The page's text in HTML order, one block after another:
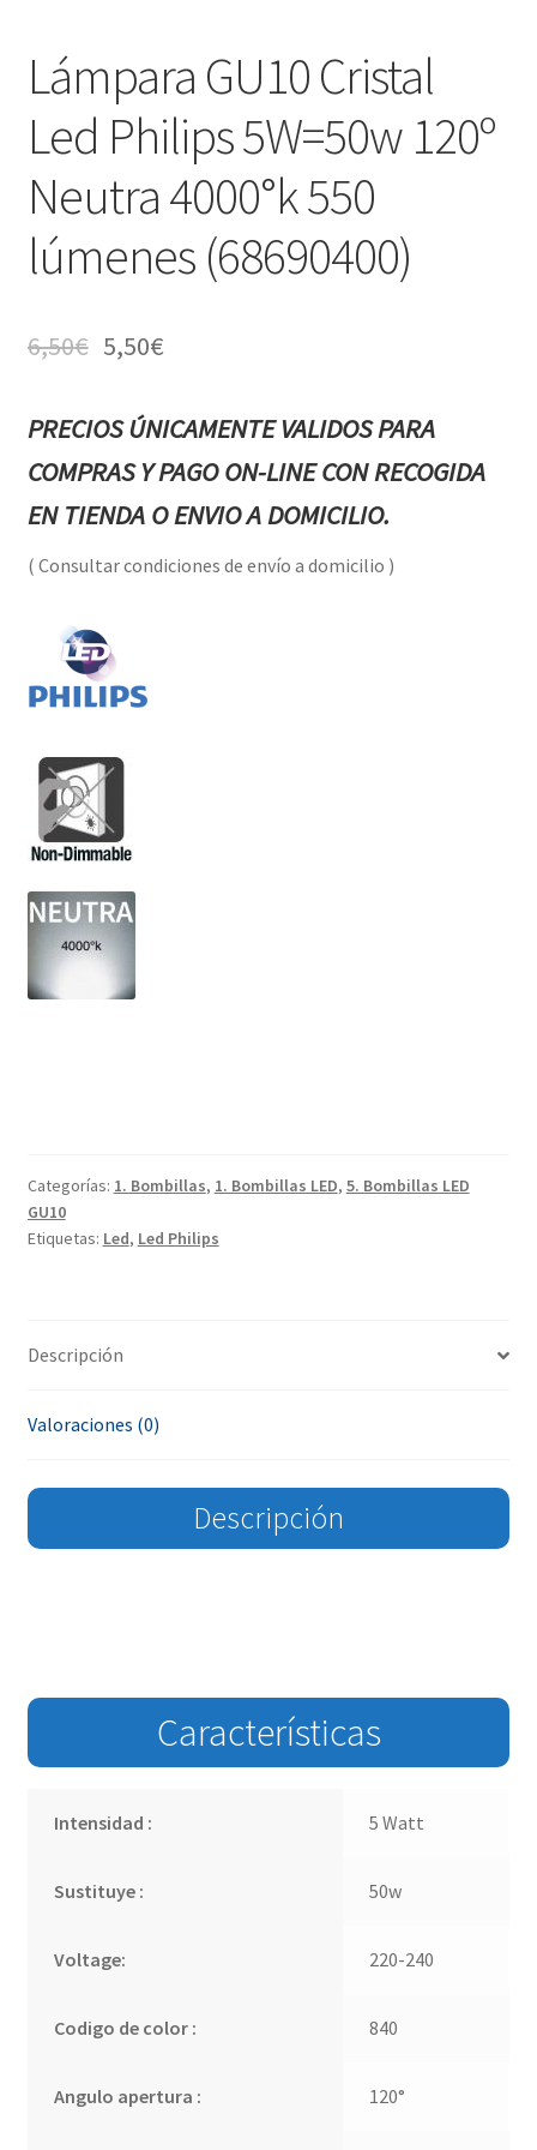
Lámpara GU10 Cristal
Led Philips 5W=50w 120º
Neutra 4000°k 550
lúmenes (68690400)
6,50€ 5,50€
PRECIOS ÚNICAMENTE VALIDOS PARA
COMPRAS Y PAGO ON-LINE CON RECOGIDA
EN TIENDA O ENVIO A DOMICILIO.
( Consultar condiciones de envío a domicilio )
Categorías: 1. Bombillas, 1. Bombillas LED, 5. Bombillas LED
GU10
Etiquetas: Led, Led Philips
Descripción
Valoraciones (0)
Descripción
Características
Intensidad : 5 Watt
Sustituye : 50w
Voltage: 220-240
Codigo de color : 840
Angulo apertura : 120°